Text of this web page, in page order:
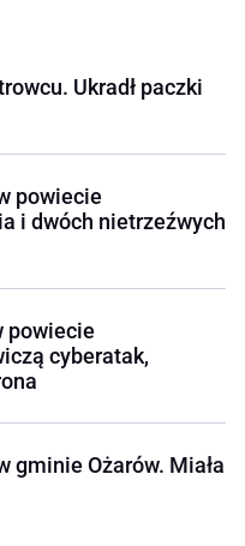
Ukradł paczki
powiecie
i dwóch nietrzeźwych
powiecie
cyberatak,
gminie Ożarów. Miała